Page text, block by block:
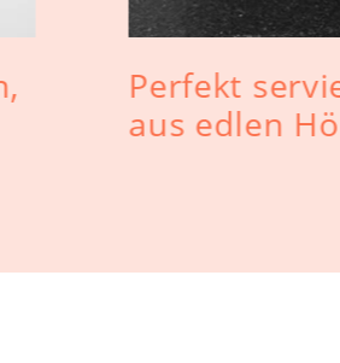
Perfekt
aus edlen